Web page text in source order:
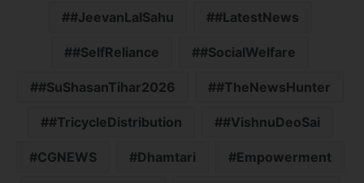
#JeevanLalSahu #LatestNews
#SelfReliance #SocialWelfare
#SuShasanTihar2026 #TheNewsHunter
#TricycleDistribution #VishnuDeoSai
CGNEWS Dhamtari Empowerment